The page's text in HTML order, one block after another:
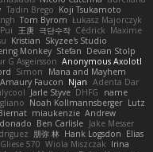
Tadin Brego Koji Tsukamoto
Tom Byrom Łukasz Majorczyk
王庚 극단수작 Cédrick Maxime
Kristian Skyzee's Studio
Monkey Stefan Devan Stolp
G Asgeirsson Anonymous Axolotl
Simon
Mana and Mayhem
Amaury Faucon Njan Adenta Dar
Jarle Styve DHFG
name
Noah Kollmannsberger Lutz
miaukenzie Andrew
Ben Carlisle Jake Messer
朋弥 林 Hank Logsdon Elias
Gliese 570 Wiola Miszczak Irina